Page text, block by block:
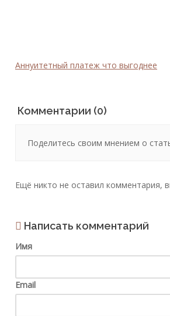
Аннуитетный платеж что выгоднее
Комментарии (0)
Поделитесь своим мнением о
Ещё никто не оставил комментария,
Написать комментарий
Имя
Email